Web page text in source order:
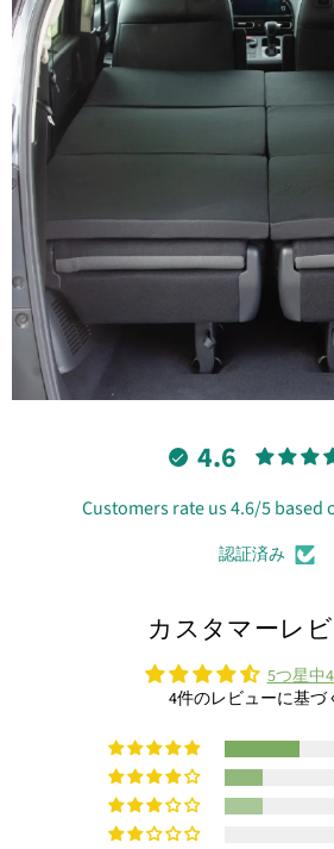
4.6
Customers rate us 4.6/5 based
認証済み
カスタマーレ
5つ星中
4件のレビューに基づ